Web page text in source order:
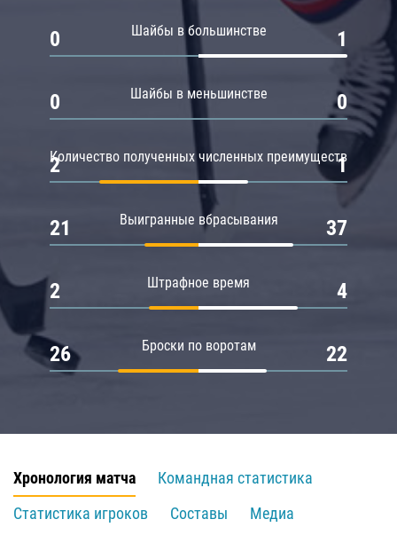
Шайбы в большинстве
0 1
Шайбы в меньшинстве
0 0
Количество полученных численных преимуществ
2 1
Выигранные вбрасывания
21 37
Штрафное время
2 4
Броски по воротам
26 22
Хронология матча
Командная статистика
Статистика игроков
Составы
Медиа